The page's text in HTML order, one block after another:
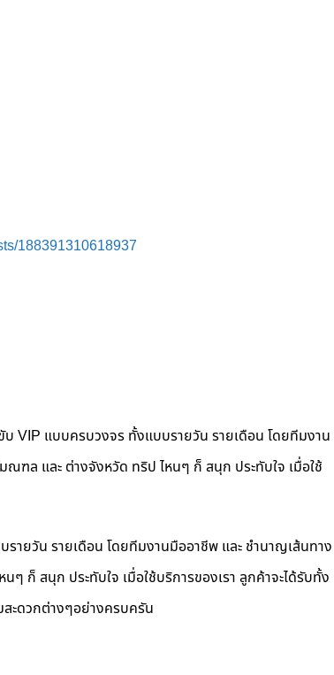
188391310618937
บ VIP แบบครบวงจร ทั้งแบบรายวัน รายเดือน โดยทีมงาน
ล และ ต่างจังหวัด ทริป ไหนๆ ก็ สนุก ประทับใจ เมื่อใช้
ายวัน รายเดือน โดยทีมงานมืออาชีพ และ ชำนาญเส้นทาง
ก็ สนุก ประทับใจ เมื่อใช้บริการของเรา ลูกค้าจะได้รับทั้ง
ะดวกต่างๆอย่างครบครัน